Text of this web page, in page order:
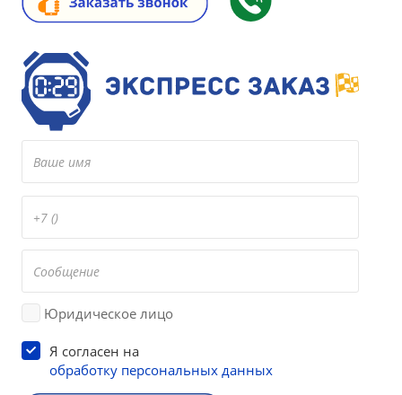
Юридическое лицо
Я согласен на
обработку персональных данных